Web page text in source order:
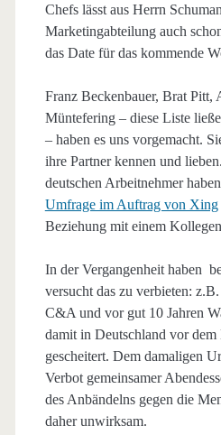
Chefs lässt aus Herrn
Marketingabteilung auch
das Date für das kommende
Franz Beckenbauer, Brat Pitt,
Müntefering – diese Liste
– haben es uns vorgemacht.
ihre Partner kennen und
deutschen Arbeitnehmer
Umfrage im Auftrag von Xing
Beziehung mit einem
In der Vergangenheit haben
versucht das zu verbieten:
C&A und vor gut 10 Jahren
damit in Deutschland vor dem
gescheitert. Dem damaligen
Verbot gemeinsamer
des Anbändelns gegen die
daher unwirksam.